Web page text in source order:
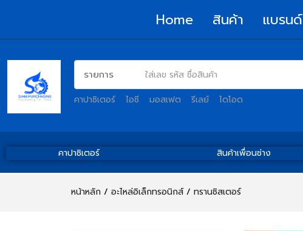
Home สินค้า แบรนด์
คาปาซิเตอร์ ไอซี มอสเฟต รีเลย์ ไดโอด
คาปาซิเตอร์ สินค้าเพื่อนช่าง
หน้าหลัก อะไหล่อิเล็กทรอนิกส์ ทรานซิสเตอร์